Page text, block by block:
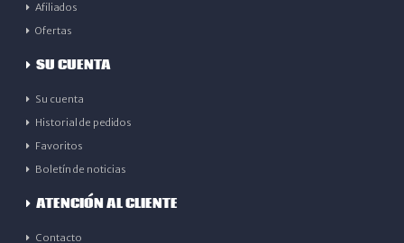
Afiliados
Ofertas
SU CUENTA
Su cuenta
Historial de pedidos
Favoritos
Boletín de noticias
ATENCIÓN AL CLIENTE
Contacto